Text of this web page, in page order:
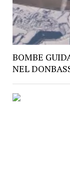
BOMBE
NEL